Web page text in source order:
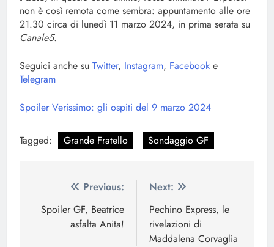
non è così remota come sembra: appuntamento alle ore
21.30 circa di lunedì 11 marzo 2024, in prima serata su
Canale5.
Seguici anche su Twitter, Instagram, Facebook e
Telegram
Spoiler Verissimo: gli ospiti del 9 marzo 2024
Tagged: Grande Fratello Sondaggio GF
Navigazione
articoli
Previous:
Spoiler GF, Beatrice
asfalta Anita!
Next:
Pechino Express, le
rivelazioni di
Maddalena Corvaglia